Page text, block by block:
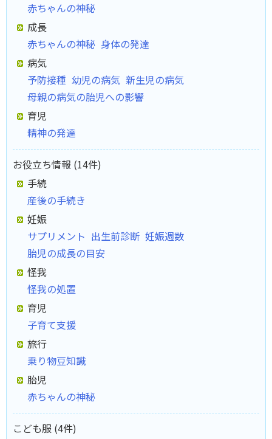
赤ちゃんの神秘
成長
赤ちゃんの神秘 身体の発達
病気
予防接種 幼児の病気 新生児の病気
母親の病気の胎児への影響
育児
精神の発達
お役立ち情報 (14件)
手続
産後の手続き
妊娠
サプリメント 出生前診断 妊娠週数
胎児の成長の目安
怪我
怪我の処置
育児
子育て支援
旅行
乗り物豆知識
胎児
赤ちゃんの神秘
こども服 (4件)